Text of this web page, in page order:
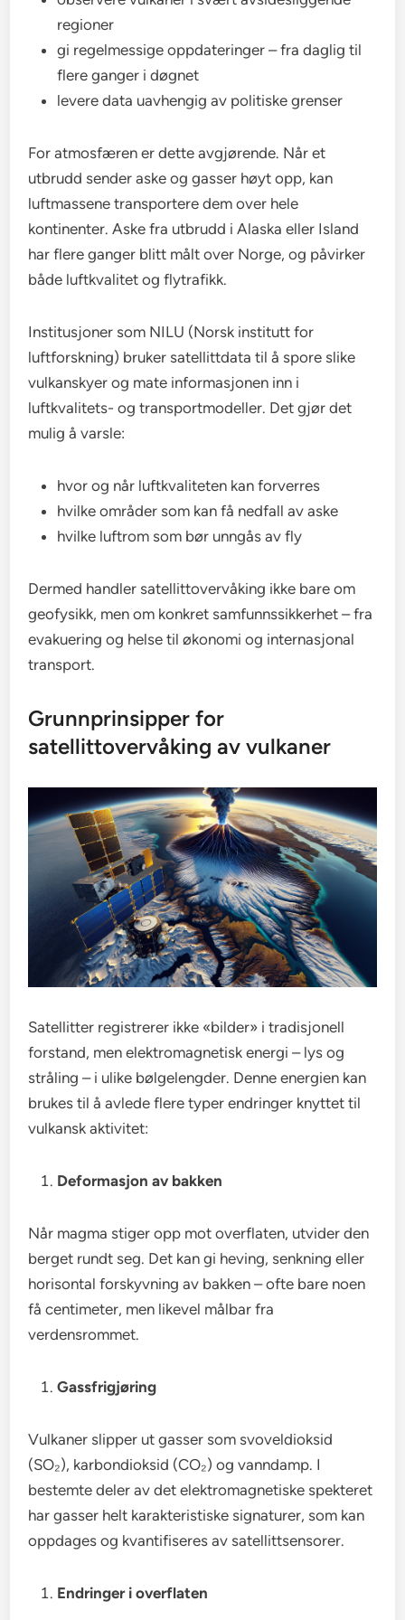
regioner
gi regelmessige oppdateringer – fra daglig til
flere ganger i døgnet
levere data uavhengig av politiske grenser
For atmosfæren er dette avgjørende. Når et
utbrudd sender aske og gasser høyt opp, kan
luftmassene transportere dem over hele
kontinenter. Aske fra utbrudd i Alaska eller Island
har flere ganger blitt målt over Norge, og påvirker
både luftkvalitet og flytrafikk.
Institusjoner som NILU (Norsk institutt for
luftforskning) bruker satellittdata til å spore slike
vulkanskyer og mate informasjonen inn i
luftkvalitets- og transportmodeller. Det gjør det
mulig å varsle:
hvor og når luftkvaliteten kan forverres
hvilke områder som kan få nedfall av aske
hvilke luftrom som bør unngås av fly
Dermed handler satellittovervåking ikke bare om
geofysikk, men om konkret samfunnssikkerhet – fra
evakuering og helse til økonomi og internasjonal
transport.
Grunnprinsipper for
satellittovervåking av vulkaner
Satellitter registrerer ikke «bilder» i tradisjonell
forstand, men elektromagnetisk energi – lys og
stråling – i ulike bølgelengder. Denne energien kan
brukes til å avlede flere typer endringer knyttet til
vulkansk aktivitet:
Deformasjon av bakken
Når magma stiger opp mot overflaten, utvider den
berget rundt seg. Det kan gi heving, senkning eller
horisontal forskyvning av bakken – ofte bare noen
få centimeter, men likevel målbar fra
verdensrommet.
Gassfrigjøring
Vulkaner slipper ut gasser som svoveldioksid
(SO₂), karbondioksid (CO₂) og vanndamp. I
bestemte deler av det elektromagnetiske spekteret
har gasser helt karakteristiske signaturer, som kan
oppdages og kvantifiseres av satellittsensorer.
Endringer i overflaten